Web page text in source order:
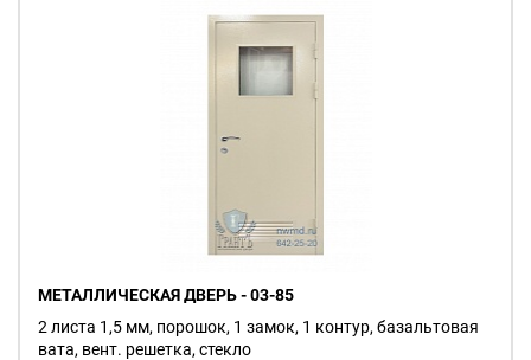
МЕТАЛЛИЧЕСКАЯ ДВЕРЬ - 03-85
2 листа 1,5 мм, порошок, 1 замок, 1 контур, базальтовая
вата, вент. решетка, стекло